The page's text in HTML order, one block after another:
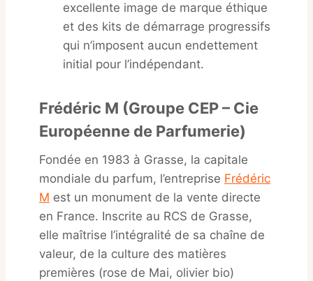
excellente image de marque éthique
et des kits de démarrage progressifs
qui n’imposent aucun endettement
initial pour l’indépendant.
Frédéric M (Groupe CEP – Cie
Européenne de Parfumerie)
Fondée en 1983 à Grasse, la capitale
mondiale du parfum, l’entreprise Frédéric
M est un monument de la vente directe
en France. Inscrite au RCS de Grasse,
elle maîtrise l’intégralité de sa chaîne de
valeur, de la culture des matières
premières (rose de Mai, olivier bio)